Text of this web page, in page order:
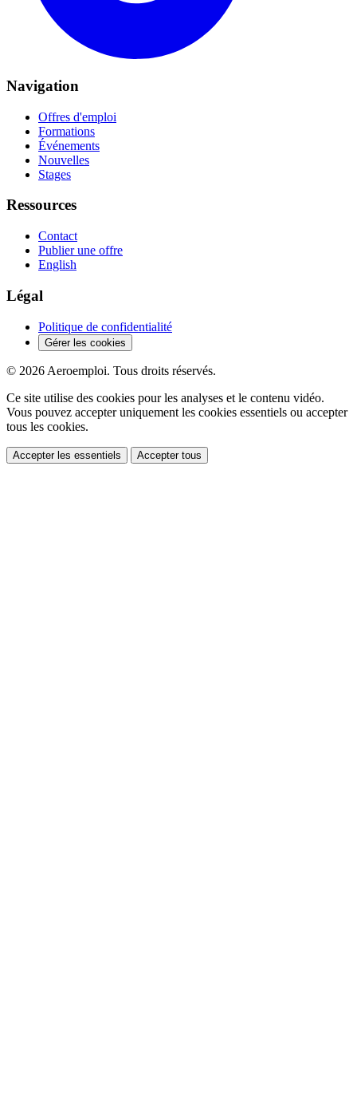
Navigation
Offres d'emploi
Formations
Événements
Nouvelles
Stages
Ressources
Contact
Publier une offre
English
Légal
Politique de confidentialité
Gérer les cookies
© 2026 Aeroemploi. Tous droits réservés.
Ce site utilise des cookies pour les analyses et le contenu vidéo.
Vous pouvez accepter uniquement les cookies essentiels ou accepter
tous les cookies.
Accepter les essentiels Accepter tous